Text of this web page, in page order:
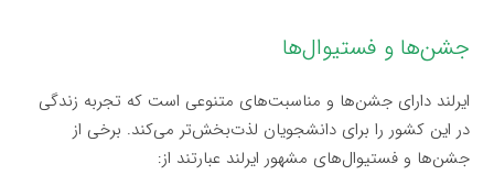
جشن‌ها و فستیوال‌ها
ایرلند دارای جشن‌ها و مناسبت‌های متنوعی است که تجربه زندگی
در این کشور را برای دانشجویان لذت‌بخش‌تر می‌کند. برخی از
جشن‌ها و فستیوال‌های مشهور ایرلند عبارتند از: